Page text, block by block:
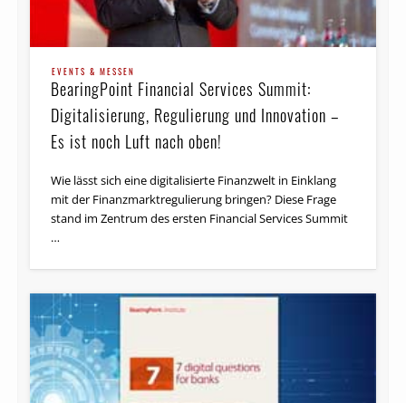
EVENTS & MESSEN
BearingPoint Financial Ser­vices Summit:
Digitalisierung, Regulierung und Innovation –
Es ist noch Luft nach oben!
Wie lässt sich eine digitalisierte Finanzwelt in Einklang
mit der Finanzmarktregulierung bringen? Diese Frage
stand im Zentrum des ersten Financial Services Summit
…